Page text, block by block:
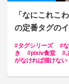
「なにこれこ
の定番タグの
タグシリーズ
き
pixiv食堂
がなければ描けない